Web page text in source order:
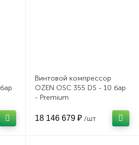
Винтовой компрессор
OZEN OSC 355 DS - 10 бар
- Premium
18 146 679 ₽ /шт